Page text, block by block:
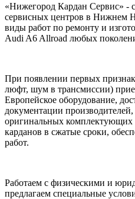
«Нижегород Кардан Сервис» -
сервисных центров в Нижнем
виды работ по ремонту и
Audi A6 Allroad любых
При появлении первых
люфт, шум в трансмиссии)
Европейское оборудование,
документации
оригинальных комплектующих
карданов в сжатые сроки,
работ.
Работаем с физическими и
предлагаем специальные